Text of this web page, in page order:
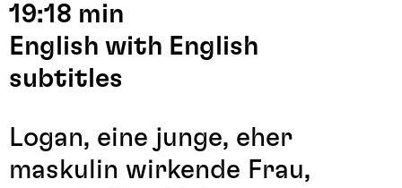
19:18 min
English with English
subtitles
Logan, eine junge, eher
maskulin wirkende Frau,